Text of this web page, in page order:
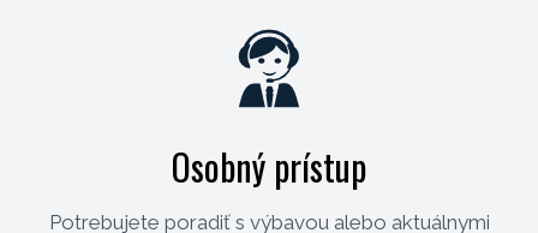
Osobný prístup
Potrebujete poradiť s výbavou alebo aktuálnymi